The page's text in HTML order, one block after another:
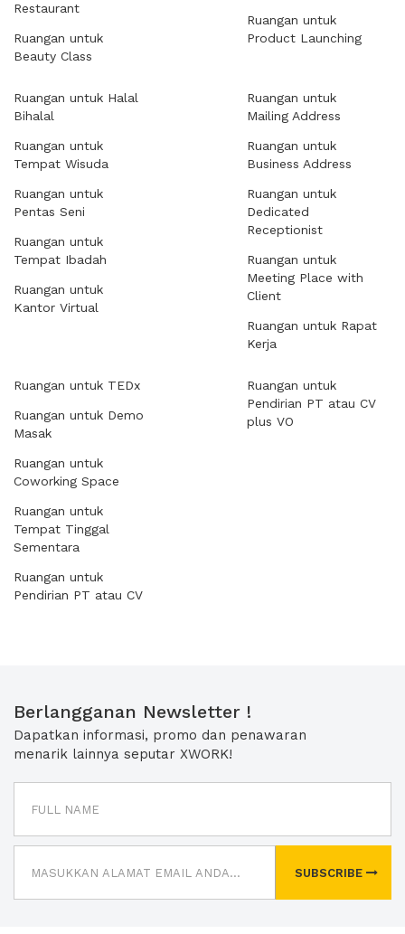
Restaurant
Ruangan untuk
Beauty Class
Ruangan untuk
Product Launching
Ruangan untuk Halal
Bihalal
Ruangan untuk
Tempat Wisuda
Ruangan untuk
Pentas Seni
Ruangan untuk
Tempat Ibadah
Ruangan untuk
Kantor Virtual
Ruangan untuk
Mailing Address
Ruangan untuk
Business Address
Ruangan untuk
Dedicated
Receptionist
Ruangan untuk
Meeting Place with
Client
Ruangan untuk Rapat
Kerja
Ruangan untuk TEDx
Ruangan untuk Demo
Masak
Ruangan untuk
Coworking Space
Ruangan untuk
Tempat Tinggal
Sementara
Ruangan untuk
Pendirian PT atau CV
Ruangan untuk
Pendirian PT atau CV
plus VO
Berlangganan Newsletter !
Dapatkan informasi, promo dan penawaran
menarik lainnya seputar XWORK!
SUBSCRIBE